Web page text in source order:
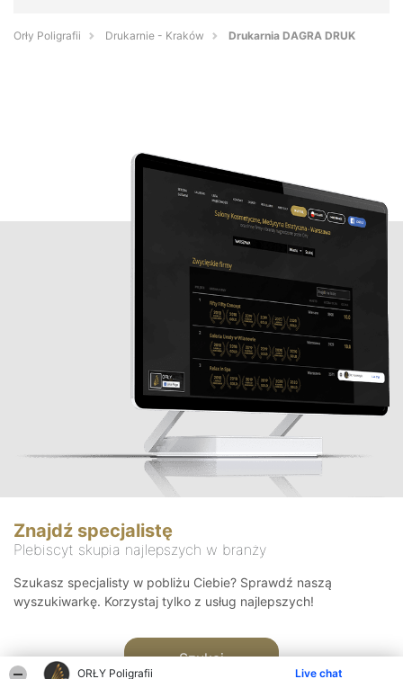
ORŁY Poligrafii Live chat
Orły Poligrafii Drukarnie - Kraków Drukarnia DAGRA DRUK
Znajdź specjalistę
Plebiscyt skupia najlepszych w branży
Szukasz specjalisty w pobliżu Ciebie? Sprawdź naszą
wyszukiwarkę. Korzystaj tylko z usług najlepszych!
Szukaj